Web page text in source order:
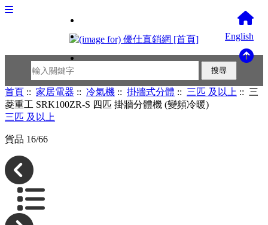
English
首頁 :: 家居電器 :: 冷氣機 :: 掛牆式分體 :: 三匹 及以上 :: 三
菱重工 SRK100ZR-S 四匹 掛牆分體機 (變頻冷暖)
三匹 及以上
貨品 16/66